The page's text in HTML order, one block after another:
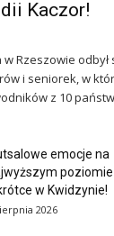
Kaczor!
Rzeszowie odbył
i seniorek, w
z 10
emocje na
w Kwidzynie!
2026